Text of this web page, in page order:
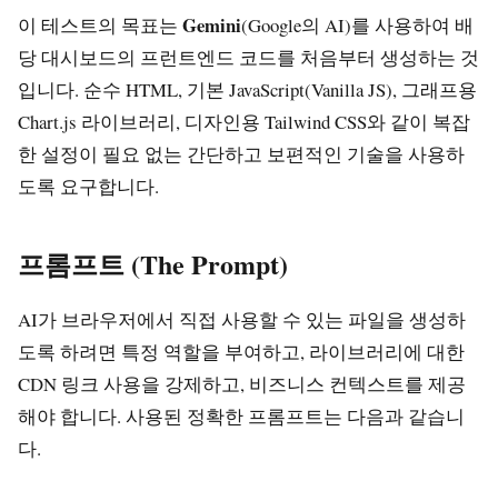
이 테스트의 목표는 Gemini(Google의 AI)를 사용하여 배
당 대시보드의 프런트엔드 코드를 처음부터 생성하는 것
입니다. 순수 HTML, 기본 JavaScript(Vanilla JS), 그래프용
Chart.js 라이브러리, 디자인용 Tailwind CSS와 같이 복잡
한 설정이 필요 없는 간단하고 보편적인 기술을 사용하
도록 요구합니다.
프롬프트 (The Prompt)
AI가 브라우저에서 직접 사용할 수 있는 파일을 생성하
도록 하려면 특정 역할을 부여하고, 라이브러리에 대한
CDN 링크 사용을 강제하고, 비즈니스 컨텍스트를 제공
해야 합니다. 사용된 정확한 프롬프트는 다음과 같습니
다.